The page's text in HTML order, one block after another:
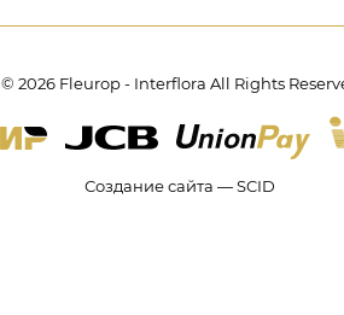
© 2026 Fleurop - Interflora All Rights
Создание сайта — SCID